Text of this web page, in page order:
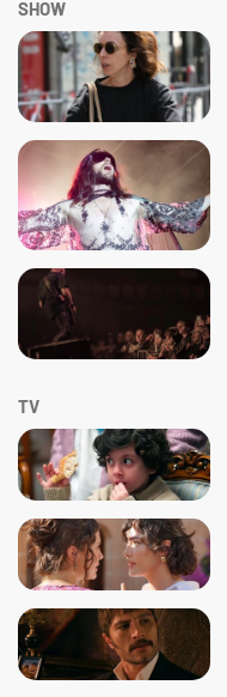
SHOW
TV